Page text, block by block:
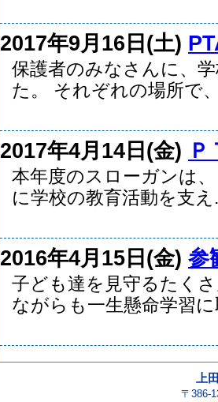
2017年9月16日(土)
保護者のみなさんに、
た。 それぞれの場所で
2017年4月14日(金)
本年度のスローガンは
に学校の教育活動を支え
2016年4月15日(金) 参
子ども達を見守るたく
ながらも一生懸命学習に
上
〒386-